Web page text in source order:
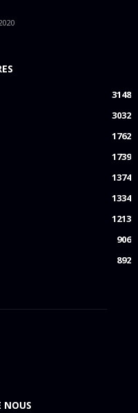
3148
3032
1762
1739
1374
1334
1213
906
892
NOUS